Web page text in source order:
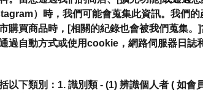
）時，我們可能會蒐集此資訊。我們
購買商品時，[相關的紀錄也會被我們蒐集。]
過自動方式或使用cookie，網路伺服器日誌
以下類別：1. 識別類 - (1) 辨識個人者 ( 如